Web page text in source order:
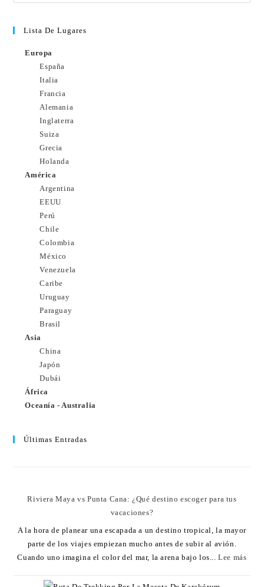
Lista De Lugares
Europa
España
Italia
Francia
Alemania
Inglaterra
Suiza
Grecia
Holanda
América
Argentina
EEUU
Perú
Chile
Colombia
México
Venezuela
Caribe
Uruguay
Paraguay
Brasil
Asia
China
Japón
Dubái
África
Oceanía - Australia
Últimas Entradas
Riviera Maya vs Punta Cana: ¿Qué destino escoger para tus
vacaciones?
A la hora de planear una escapada a un destino tropical, la mayor
parte de los viajes empiezan mucho antes de subir al avión.
Cuando uno imagina el color del mar, la arena bajo los...Lee más